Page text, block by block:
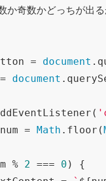
か奇数かどっちが出る
= document
document
num = Math .floor(
% 2 === 0 ) {